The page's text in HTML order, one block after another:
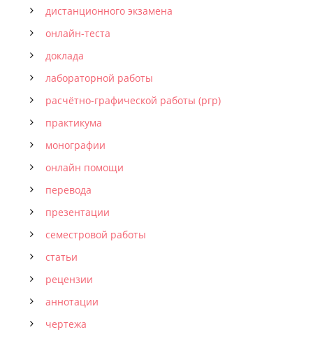
дистанционного экзамена
онлайн-теста
доклада
лабораторной работы
расчётно-графической работы (ргр)
практикума
монографии
онлайн помощи
перевода
презентации
семестровой работы
статьи
рецензии
аннотации
чертежа